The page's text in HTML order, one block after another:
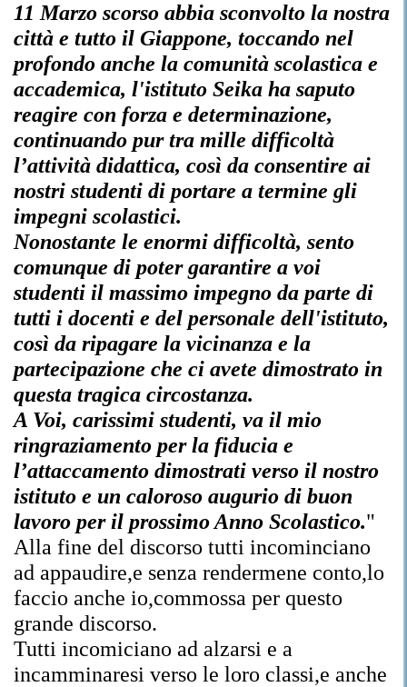
11 Marzo scorso abbia sconvolto la nostra
città e tutto il Giappone, toccando nel
profondo anche la comunità scolastica e
accademica, l'istituto Seika ha saputo
reagire con forza e determinazione,
continuando pur tra mille difficoltà
l’attività didattica, così da consentire ai
nostri studenti di portare a termine gli
impegni scolastici.
Nonostante le enormi difficoltà, sento
comunque di poter garantire a voi
studenti il massimo impegno da parte di
tutti i docenti e del personale dell'istituto,
così da ripagare la vicinanza e la
partecipazione che ci avete dimostrato in
questa tragica circostanza.
A Voi, carissimi studenti, va il mio
ringraziamento per la fiducia e
l’attaccamento dimostrati verso il nostro
istituto e un caloroso augurio di buon
lavoro per il prossimo Anno Scolastico."
Alla fine del discorso tutti incominciano
ad appaudire,e senza rendermene conto,lo
faccio anche io,commossa per questo
grande discorso.
Tutti incomiciano ad alzarsi e a
incamminaresi verso le loro classi,e anche